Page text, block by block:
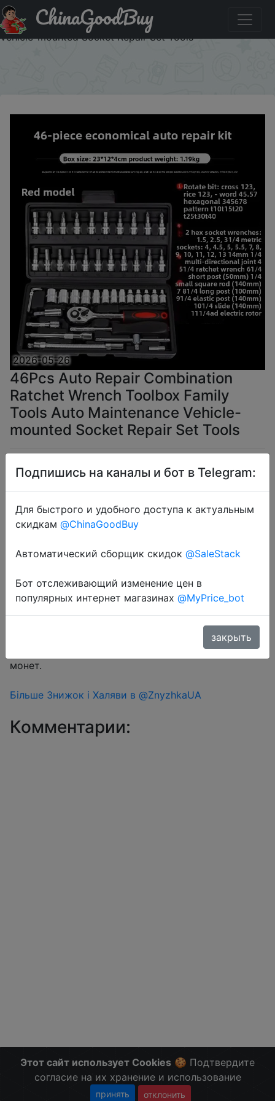
Купить по скидке: 46Pcs Auto Repair Combination
Ratchet Wrench Toolbox Family Tools Auto Maintenance
Vehicle-mounted Socket Repair Set Tools
ChinaGoodBuy
2026-05-26
46Pcs Auto Repair Combination
Ratchet Wrench Toolbox Family
Tools Auto Maintenance Vehicle-
mounted Socket Repair Set Tools
$5.35
Coins
Перейти в магазин
Знижка монетками 10 Coins у додатку через розділ
монет.
Більше Знижок і Халяви в @ZnyzhkaUA
Комментарии:
Этот сайт использует Cookies 🍪 Подтвердите
согласие на их хранение и использование
принять отклонить
Подпишись на каналы и бот в Telegram:
Для быстрого и удобного доступа к актуальным
скидкам @ChinaGoodBuy
Автоматический сборщик скидок @SaleStack
Бот отслеживающий изменение цен в
популярных интернет магазинах @MyPrice_bot
закрыть